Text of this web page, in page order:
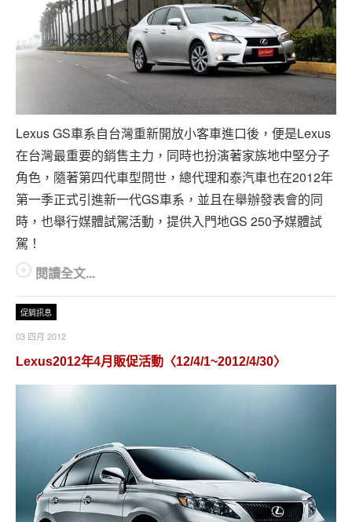
Lexus GS車系自台灣重新開放小客車進口後，便是Lexus
在台灣最重要的銷售主力，同時也扮演著家族地中堅分子
角色，隨著第四代車型問世，總代理和泰汽車也在2012年
第一季正式引進新一代GS車系，並且在舉辦發表會的同
時，也舉行媒體試駕活動，提供入門地GS 250予媒體試
駕！
閱讀全文...
促銷訊息
03 四月 2012
Lexus2012年4月販促活動〈12/4/1~2012/4/30〉